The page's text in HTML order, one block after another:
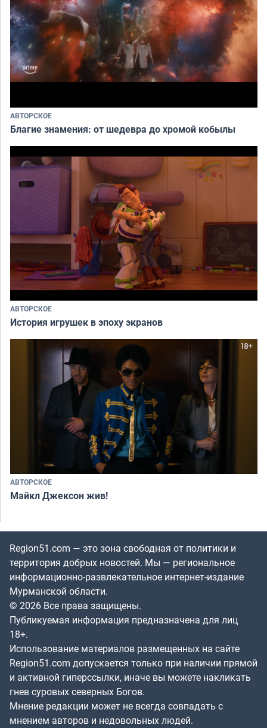
АВТОРСКОЕ
Благие знамения: от шедевра до хромой кобылы
АВТОРСКОЕ
История игрушек в эпоху экранов
АВТОРСКОЕ
Майкл Джексон жив!
Region51.com — это зона свободная от политики и
территория добрых новостей. Мы — региональное
информационно-развлекательное интернет-издание
Мурманской области.
© 2026 Все права защищены.
Публикуемая информация предназначена для лиц
18+.
Использование материалов размещенных на сайте
Region51.com допускается только при наличии прямой
и активной гиперссылки, иначе вы можете накликать
гнев суровых северных Богов.
Мнение редакции может не всегда совпадать с
мнением авторов и недовольных людей.